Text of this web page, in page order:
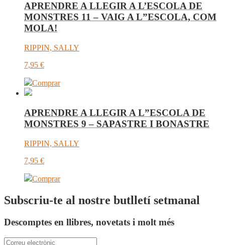
APRENDRE A LLEGIR A L’ESCOLA DE
MONSTRES 11 – VAIG A L”ESCOLA, COM
MOLA!
RIPPIN, SALLY
7,95 €
Comprar
APRENDRE A LLEGIR A L”ESCOLA DE
MONSTRES 9 – SAPASTRE I BONASTRE
RIPPIN, SALLY
7,95 €
Comprar
Subscriu-te al nostre butlletí setmanal
Descomptes en llibres, novetats i molt més